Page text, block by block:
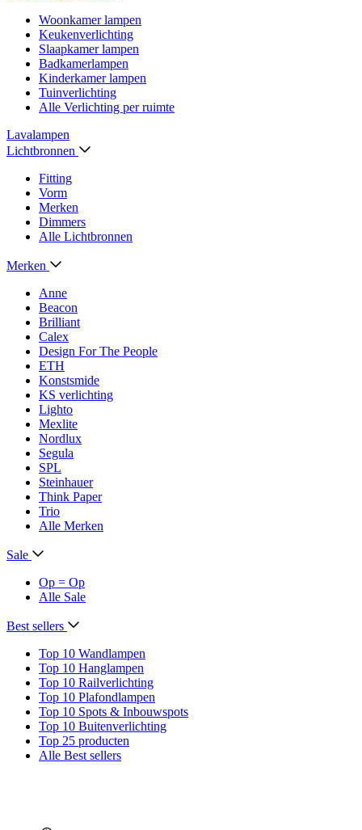
Woonkamer lampen
Keukenverlichting
Slaapkamer lampen
Badkamerlampen
Kinderkamer lampen
Tuinverlichting
Alle Verlichting per ruimte
Lavalampen
Lichtbronnen
Fitting
Vorm
Merken
Dimmers
Alle Lichtbronnen
Merken
Anne
Beacon
Brilliant
Calex
Design For The People
ETH
Konstsmide
KS verlichting
Lighto
Mexlite
Nordlux
Segula
SPL
Steinhauer
Think Paper
Trio
Alle Merken
Sale
Op = Op
Alle Sale
Best sellers
Top 10 Wandlampen
Top 10 Hanglampen
Top 10 Railverlichting
Top 10 Plafondlampen
Top 10 Spots & Inbouwspots
Top 10 Buitenverlichting
Top 25 producten
Alle Best sellers